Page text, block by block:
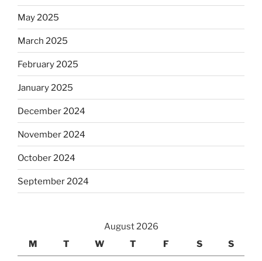
May 2025
March 2025
February 2025
January 2025
December 2024
November 2024
October 2024
September 2024
August 2026
M
T W T F S S